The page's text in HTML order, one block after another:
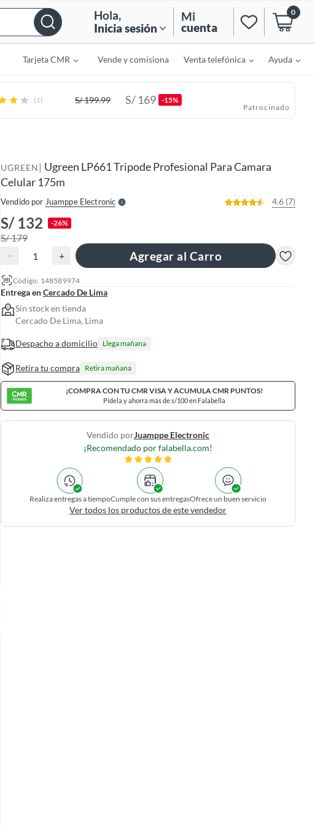
Hola,
Inicia sesión
Mi
cuenta
0
Tarjeta CMR Vende y comisiona Venta telefónica Ayuda
(1) S/199.99 S/ 169 -15%
Patrocinado
UGREEN | Ugreen LP661 Tripode Profesional Para Camara
Celular 175m
Vendido por Juamppe ElectronicS
e
r
4.6 (7)
S/ 132 -26%
S/ 179
−
+ Agregar al Carro
Código: 148589974
Entrega enCercado De Lima
Sin stock en tienda
Cercado De Lima, Lima
Despacho a domicilio Llega mañana
Retira tu compra Retira mañana
¡COMPRA CON TU CMR VISA Y ACUMULA CMR PUNTOS!
Pídela y ahorra más de s/100 en Falabella
Vendido porJuamppe Electronic
¡Recomendado por falabella.com!
Realiza entregas a tiempoCumple con sus entregasOfrece un buen servicio
Ver todos los productos de este vendedor